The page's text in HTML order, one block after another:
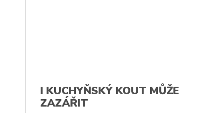
I KUCHYŇSKÝ KOUT MŮŽE
ZAZÁŘIT